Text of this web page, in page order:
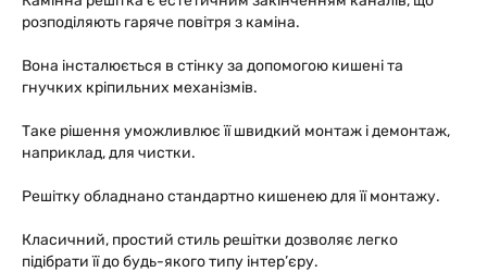
розподіляють гаряче повітря з каміна.
Вона інсталюється в стінку за допомогою кишені та
гнучких кріпильних механізмів.
Таке рішення уможливлює її швидкий монтаж і демонтаж,
наприклад, для чистки.
Решітку обладнано стандартно кишенею для її монтажу.
Класичний, простий стиль решітки дозволяє легко
підібрати її до будь-якого типу інтер’єру.